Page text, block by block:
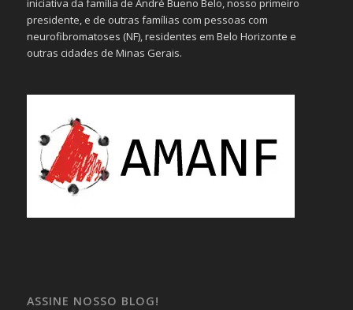
iniciativa da família de André Bueno Belo, nosso primeiro
presidente, e de outras famílias com pessoas com
neurofibromatoses (NF), residentes em Belo Horizonte e
outras cidades de Minas Gerais.
ASSINE NOSSO BLOG!